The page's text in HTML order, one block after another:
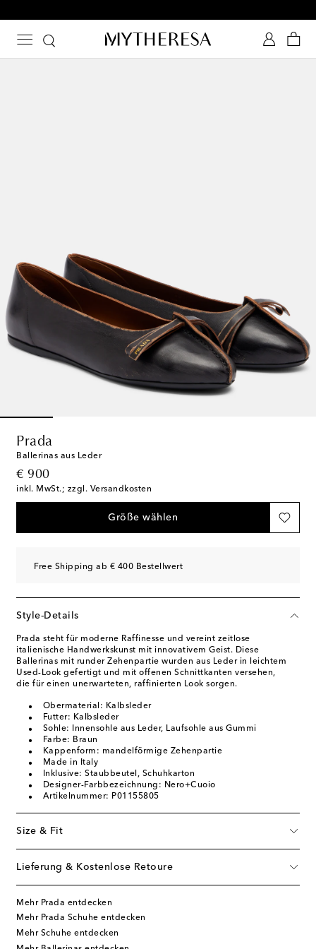
Prada
Ballerinas aus Leder
€ 900
original price
inkl. MwSt.; zzgl. Versandkosten
Größe wählen
Free Shipping ab € 400 Bestellwert
Style-Details
Prada steht für moderne Raffinesse und vereint zeitlose
italienische Handwerkskunst mit innovativem Geist. Diese
Ballerinas mit runder Zehenpartie wurden aus Leder in leichtem
Used-Look gefertigt und mit offenen Schnittkanten versehen,
die für einen unerwarteten, raffinierten Look sorgen.
Obermaterial: Kalbsleder
Futter: Kalbsleder
Sohle: Innensohle aus Leder, Laufsohle aus Gummi
Farbe: Braun
Kappenform: mandelförmige Zehenpartie
Made in Italy
Inklusive: Staubbeutel, Schuhkarton
Designer-Farbbezeichnung: Nero+Cuoio
Artikelnummer: P01155805
Size & Fit
Lieferung & Kostenlose Retoure
Mehr Prada entdecken
Mehr Prada Schuhe entdecken
Mehr Schuhe entdecken